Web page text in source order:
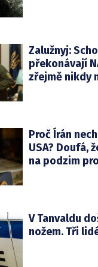
Zalužnyj:
překonávají
zřejmě nikdy
Proč Írán
USA? Doufá,
na podzim
V Tanvaldu
nožem. Tři